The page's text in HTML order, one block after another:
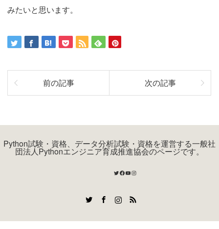
みたいと思います。
前の記事 次の記事
Python試験・資格、データ分析試験・資格を運営する一般社
団法人Pythonエンジニア育成推進協会のページです。
Twitter
Facebook
YouTube
Instagram
RSS